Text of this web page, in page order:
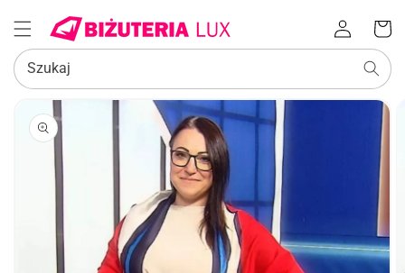
Zaloguj
się
Koszyk
Szukaj
POMIŃ, ABY
PRZEJŚĆ
INFORMACJI
PRODUKCIE